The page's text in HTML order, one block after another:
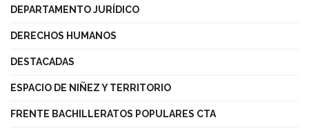
DEPARTAMENTO JURÍDICO
DERECHOS HUMANOS
DESTACADAS
ESPACIO DE NIÑEZ Y TERRITORIO
FRENTE BACHILLERATOS POPULARES CTA